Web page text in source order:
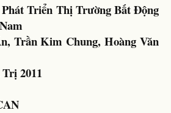
Phát Triển Thị Trường Bất Động
Trần Kim Chung, Hoàng Văn
2011